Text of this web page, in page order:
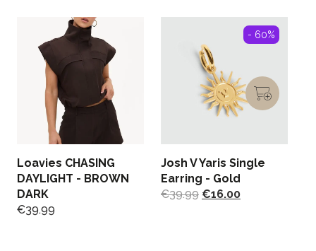
Loavies CHASING
DAYLIGHT - BROWN
DARK
€39.99
- 60%
Josh V Yaris Single
Earring - Gold
€39.99 €16.00